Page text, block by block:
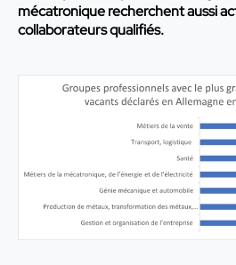
mécatronique recherchent aussi
collaborateurs qualifiés.